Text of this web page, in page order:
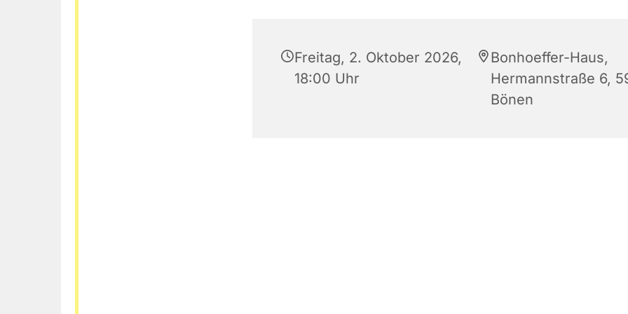
Freitag, 2. Oktober 2026,
18:00 Uhr
Bonhoeffer-Haus,
Hermannstraße 6,
Bönen